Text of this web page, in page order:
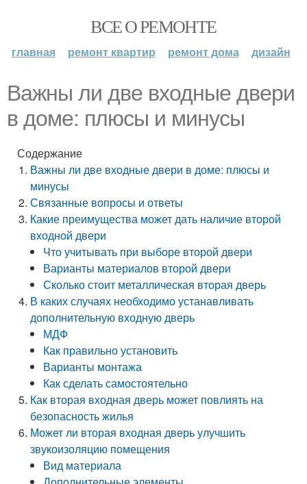
ВСЕ О РЕМОНТЕ
главная ремонт квартир ремонт дома дизайн
Важны ли две входные двери
в доме: плюсы и минусы
Содержание
Важны ли две входные двери в доме: плюсы и
минусы
Связанные вопросы и ответы
Какие преимущества может дать наличие второй
входной двери
Что учитывать при выборе второй двери
Варианты материалов второй двери
Сколько стоит металлическая вторая дверь
В каких случаях необходимо устанавливать
дополнительную входную дверь
МДФ
Как правильно установить
Варианты монтажа
Как сделать самостоятельно
Как вторая входная дверь может повлиять на
безопасность жилья
Может ли вторая входная дверь улучшить
звукоизоляцию помещения
Вид материала